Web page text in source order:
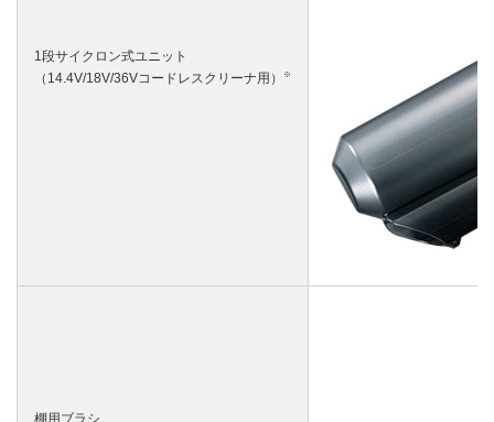
1段サイクロン式ユニット
（14.4V/18V/36Vコードレスクリーナ用）
※
棚用ブラシ